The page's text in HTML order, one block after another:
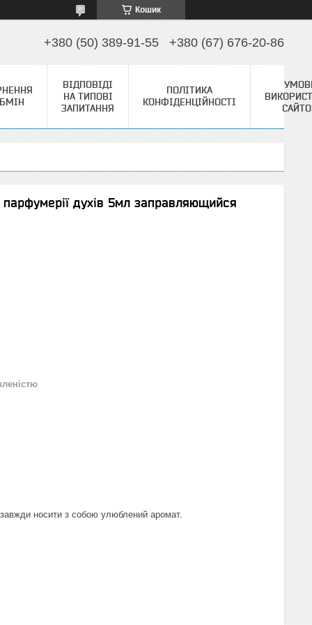
Кошик
+380 (50) 389-91-55 +380 (67) 676-20-86
ВІДПОВІДІ
НА ТИПОВІ
ЗАПИТАННЯ
ПОЛІТИКА
КОНФІДЕНЦІЙНОСТІ
духів 5мл заправляющийся
носити з собою улюблений аромат.